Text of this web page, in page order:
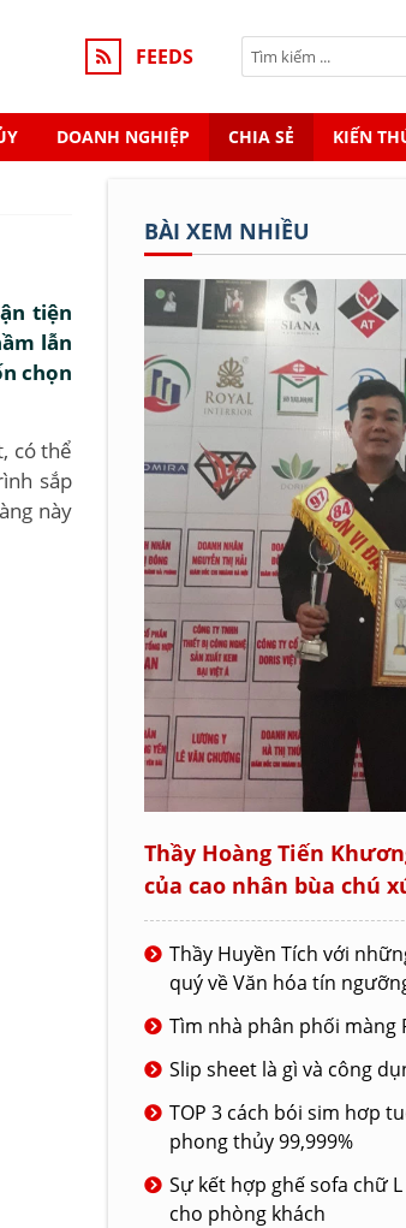
FEEDS
DOANH NGHIỆP CHIA SẺ KIẾN
tiện
lẫn
chọn
có thể
sắp
này
BÀI XEM NHIỀU
Thầy Hoàng Tiến
của cao nhân bùa chú
Thầy Huyền Tích với
quý về Văn hóa tín
Tìm nhà phân phối màng
Slip sheet là gì và công
TOP 3 cách bói sim hơp
phong thủy 99,999%
Sự kết hợp ghế sofa chữ
cho phòng khách